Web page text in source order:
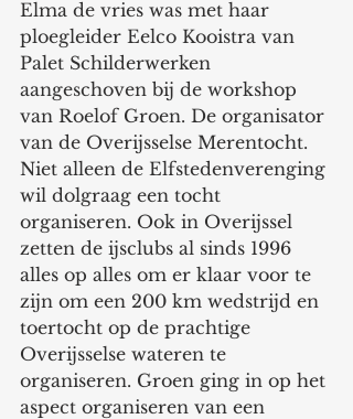
Elma de vries was met haar
ploegleider Eelco Kooistra van
Palet Schilderwerken
aangeschoven bij de workshop
van Roelof Groen. De organisator
van de Overijsselse Merentocht.
Niet alleen de Elfstedenverenging
wil dolgraag een tocht
organiseren. Ook in Overijssel
zetten de ijsclubs al sinds 1996
alles op alles om er klaar voor te
zijn om een 200 km wedstrijd en
toertocht op de prachtige
Overijsselse wateren te
organiseren. Groen ging in op het
aspect organiseren van een